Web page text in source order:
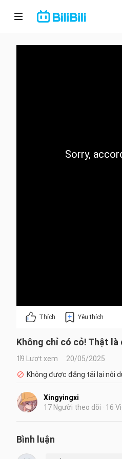
Trang chủ
Sorry,
Thích Yêu thích
Không chỉ có cỏ! Thật là
19 Lượt xem
20/05/2025
Không được đăng tải lại nội
Xingyingxi
17 Người theo dõi · 16
Bình luận